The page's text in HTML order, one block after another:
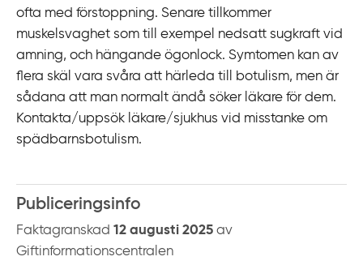
ofta med förstoppning. Senare tillkommer
muskelsvaghet som till exempel nedsatt sugkraft vid
amning, och hängande ögonlock. Symtomen kan av
flera skäl vara svåra att härleda till botulism, men är
sådana att man normalt ändå söker läkare för dem.
Kontakta/uppsök läkare/sjukhus vid misstanke om
spädbarnsbotulism.
Publiceringsinfo
Faktagranskad 12 augusti 2025 av
Giftinformationscentralen